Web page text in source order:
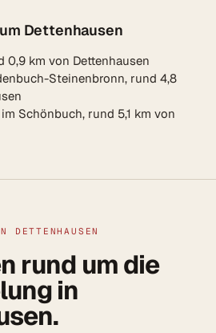
Dettenhausen
0,9 km von Dettenhausen
Steinenbronn, rund 4,8
Schönbuch, rund 5,1 km von
DETTENHAUSEN
rund um die
in